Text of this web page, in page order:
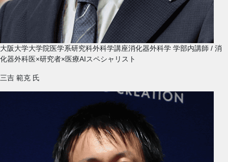
大阪大学大学院医学系研究科外科学講座消化器外科学 学部内講師 / 消
化器外科医×研究者×医療AIスペシャリスト
三吉 範克 氏